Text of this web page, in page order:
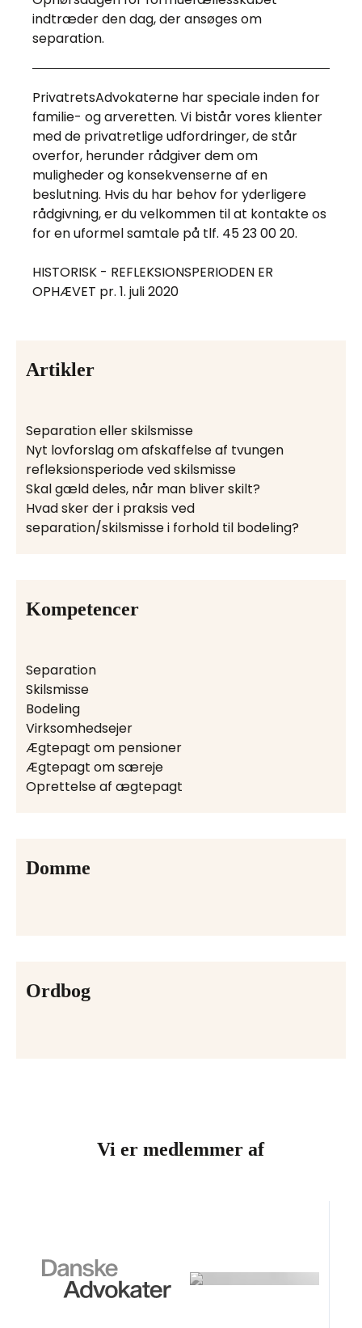
indtræder den dag, der ansøges om
separation.
PrivatretsAdvokaterne har speciale inden for
familie- og arveretten. Vi bistår vores klienter
med de privatretlige udfordringer, de står
overfor, herunder rådgiver dem om
muligheder og konsekvenserne af en
beslutning. Hvis du har behov for yderligere
rådgivning, er du velkommen til at kontakte os
for en uformel samtale på tlf. 45 23 00 20.
HISTORISK - REFLEKSIONSPERIODEN ER
OPHÆVET pr. 1. juli 2020
Artikler
Separation eller skilsmisse
Nyt lovforslag om afskaffelse af tvungen
refleksionsperiode ved skilsmisse
Skal gæld deles, når man bliver skilt?
Hvad sker der i praksis ved
separation/skilsmisse i forhold til bodeling?
Kompetencer
Separation
Skilsmisse
Bodeling
Virksomhedsejer
Ægtepagt om pensioner
Ægtepagt om særeje
Oprettelse af ægtepagt
Domme
Ordbog
Vi er medlemmer af